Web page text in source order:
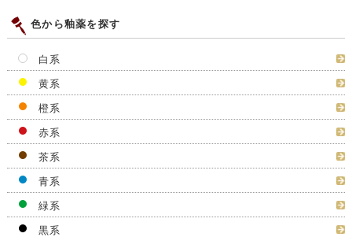
色から釉薬を探す
白系
黄系
橙系
赤系
茶系
青系
緑系
黒系